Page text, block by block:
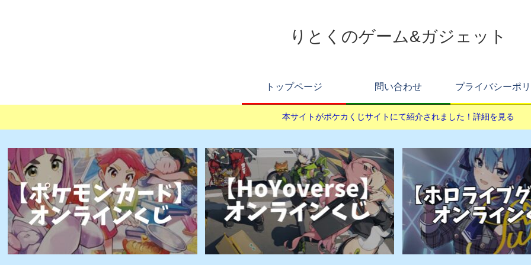
りとくのゲーム&ガジェット
トップページ 問い合わせ プライバシーポ
本サイトがポケカくじサイトにて紹介されました！詳細を見る